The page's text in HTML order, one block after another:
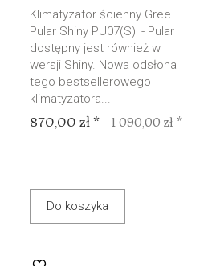
Klimatyzator ścienny Gree
Pular Shiny PU07(S)I - Pular
dostępny jest również w
wersji Shiny. Nowa odsłona
tego bestsellerowego
klimatyzatora...
870,00 zł * 1 090,00 zł *
Do koszyka